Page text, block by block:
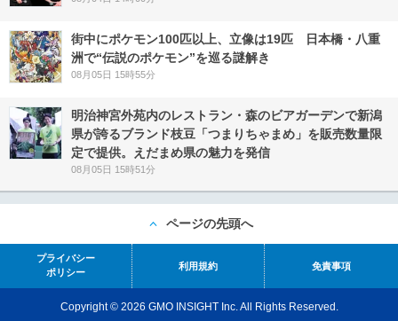
街中にポケモン100匹以上、立像は19匹 日本橋・八重
洲で“伝説のポケモン”を巡る謎解き
08月05日 15時55分
明治神宮外苑内のレストラン・森のビアガーデンで新潟
県が誇るブランド枝豆「つまりちゃまめ」を販売数量限
定で提供。えだまめ県の魅力を発信
08月05日 15時51分
ページの先頭へ
プライバシー
ポリシー
利用規約 免責事項
Copyright © 2026 GMO INSIGHT Inc. All Rights Reserved.